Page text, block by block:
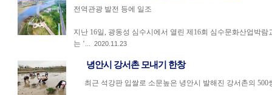
전역관광 발전 등에 일조
지난 16일, 광동성 심수시에서 열린 제16회 심수문화산업박
는 ‘... 2020.11.23
녕안시 강서촌 모내기 한창
최근 석강판 입쌀로 소문높은 녕안시 발해진 강서촌의